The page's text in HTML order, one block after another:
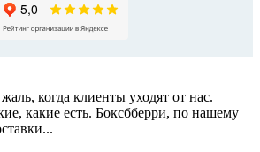
когда клиенты уходят от нас.
какие есть. Боксбберри, по нашему